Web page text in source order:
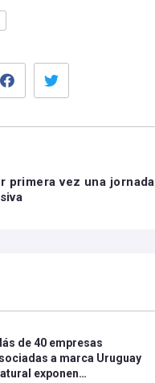
Facebook
primera vez una jornada
de 40 empresas
a marca Uruguay
exponen…